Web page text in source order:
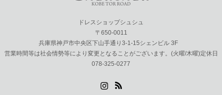
ドレスショップシュシュ
〒650-0011
兵庫県神戸市中央区下山手通り3-1-15シェンビル 3F
営業時間等は社会情勢等により変更となることがございます。(火曜/木曜)定休日
078-325-0277